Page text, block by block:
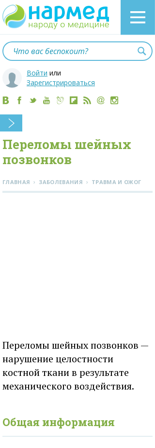
Войти или
Зарегистрироваться
Переломы шейных
позвонков
ГЛАВНАЯ › ЗАБОЛЕВАНИЯ › ТРАВМА И ОЖОГ
Переломы шейных позвонков —
нарушение целостности
костной ткани в результате
механического воздействия.
Общая информация